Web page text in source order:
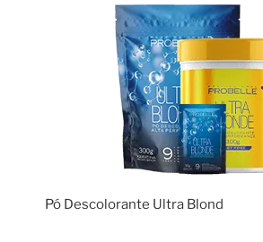
Pó Descolorante Ultra Blond